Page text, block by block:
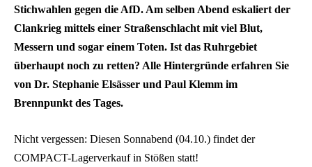
Stichwahlen gegen die AfD. Am selben Abend eskaliert der
Clankrieg mittels einer Straßenschlacht mit viel Blut,
Messern und sogar einem Toten. Ist das Ruhrgebiet
überhaupt noch zu retten? Alle Hintergründe erfahren Sie
von Dr. Stephanie Elsässer und Paul Klemm im
Brennpunkt des Tages.
Nicht vergessen: Diesen Sonnabend (04.10.) findet der
COMPACT-Lagerverkauf in Stößen statt!